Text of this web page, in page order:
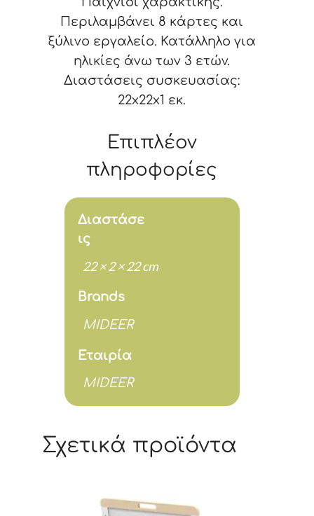
Περιλαμβάνει 8 κάρτες και
ξύλινο εργαλείο. Κατάλληλο για
ηλικίες άνω των 3 ετών.
Διαστάσεις συσκευασίας:
22x22x1 εκ.
Επιπλέον
πληροφορίες
Διαστάσε
ις
22 × 2 × 22 cm
Brands
MIDEER
Εταιρία
MIDEER
Σχετικά προϊόντα